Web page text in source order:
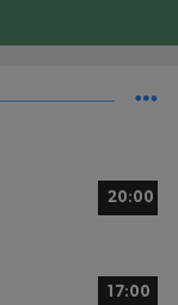
20:00
17:00